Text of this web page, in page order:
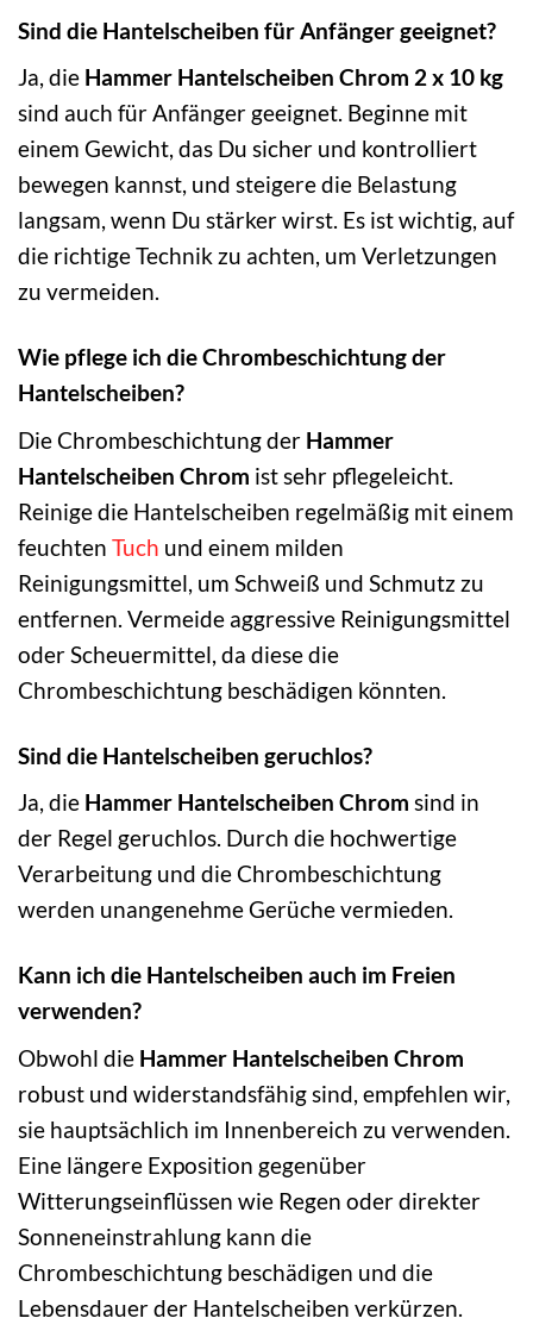
Sind die Hantelscheiben für Anfänger geeignet?
Ja, die Hammer Hantelscheiben Chrom 2 x 10 kg
sind auch für Anfänger geeignet. Beginne mit
einem Gewicht, das Du sicher und kontrolliert
bewegen kannst, und steigere die Belastung
langsam, wenn Du stärker wirst. Es ist wichtig, auf
die richtige Technik zu achten, um Verletzungen
zu vermeiden.
Wie pflege ich die Chrombeschichtung der
Hantelscheiben?
Die Chrombeschichtung der Hammer
Hantelscheiben Chrom ist sehr pflegeleicht.
Reinige die Hantelscheiben regelmäßig mit einem
feuchten Tuch und einem milden
Reinigungsmittel, um Schweiß und Schmutz zu
entfernen. Vermeide aggressive Reinigungsmittel
oder Scheuermittel, da diese die
Chrombeschichtung beschädigen könnten.
Sind die Hantelscheiben geruchlos?
Ja, die Hammer Hantelscheiben Chrom sind in
der Regel geruchlos. Durch die hochwertige
Verarbeitung und die Chrombeschichtung
werden unangenehme Gerüche vermieden.
Kann ich die Hantelscheiben auch im Freien
verwenden?
Obwohl die Hammer Hantelscheiben Chrom
robust und widerstandsfähig sind, empfehlen wir,
sie hauptsächlich im Innenbereich zu verwenden.
Eine längere Exposition gegenüber
Witterungseinflüssen wie Regen oder direkter
Sonneneinstrahlung kann die
Chrombeschichtung beschädigen und die
Lebensdauer der Hantelscheiben verkürzen.